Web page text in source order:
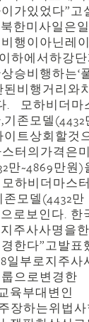
가있었다”고
한미사일은
행이아닌레이
하에서하강단
승비행하는‘
된비행거리와
. 모하비더마
존모델(4432
트상회할것
터의가격은미
만~4869만원)
하비더마스터
모델(4432만
로보인다. 한
주사사명을
한다”고발표
일부로지주사
으로변경한
육부대변인
장하는위법